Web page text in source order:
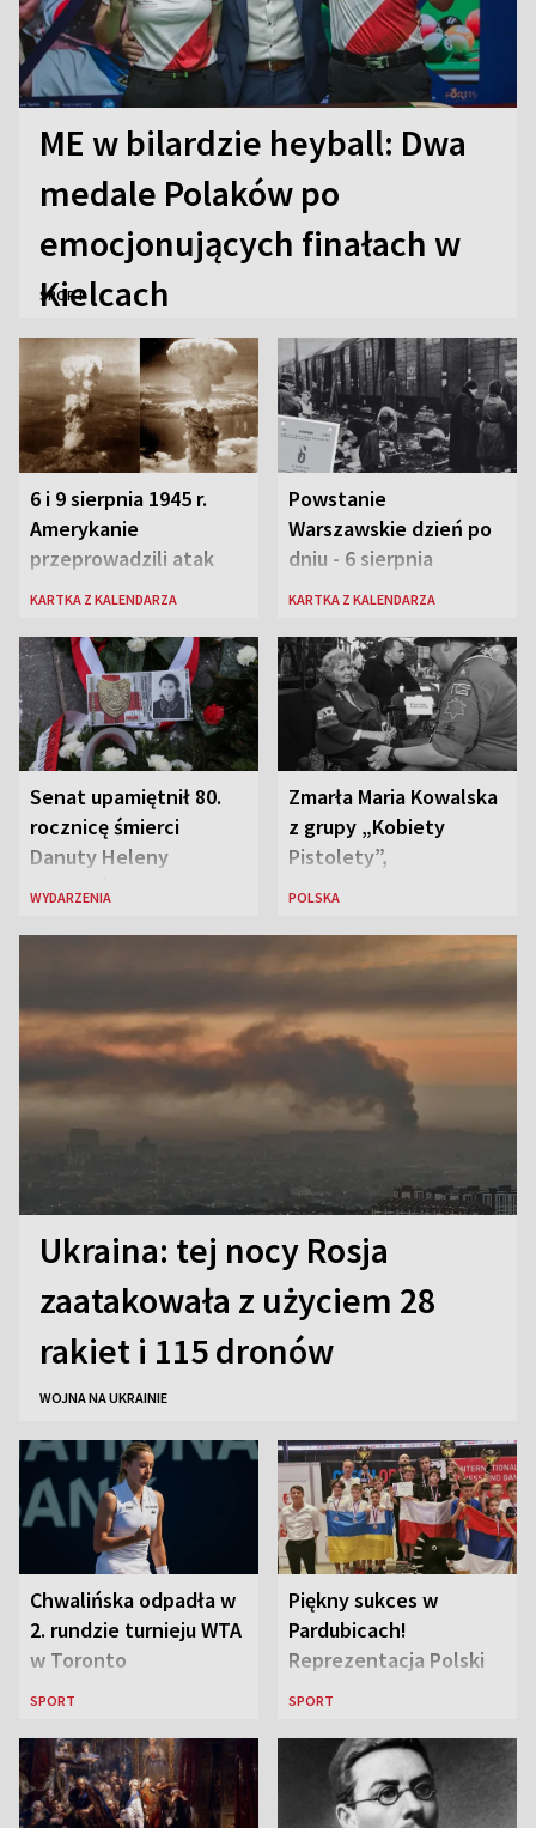
ME w bilardzie heyball: Dwa
medale Polaków po
emocjonujących finałach w
Kielcach
SPORT
6 i 9 sierpnia 1945 r.
Amerykanie
przeprowadzili atak
atomowy na Hiroszimę
KARTKA Z KALENDARZA
Powstanie
Warszawskie dzień po
dniu - 6 sierpnia
KARTKA Z KALENDARZA
Senat upamiętnił 80.
rocznicę śmierci
Danuty Heleny
Siedzikówny „Inki”
WYDARZENIA
Zmarła Maria Kowalska
z grupy „Kobiety
Pistolety”,
sanitariuszka pułku
POLSKA
Ukraina: tej nocy Rosja
zaatakowała z użyciem 28
rakiet i 115 dronów
WOJNA NA UKRAINIE
Chwalińska odpadła w
2. rundzie turnieju WTA
w Toronto
SPORT
Piękny sukces w
Pardubicach!
Reprezentacja Polski
wygrywa Drużynowe
szachach do lat 12
SPORT